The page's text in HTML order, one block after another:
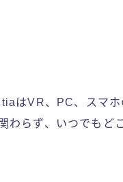
はVR、PC、スマホ
わらず、いつでもど